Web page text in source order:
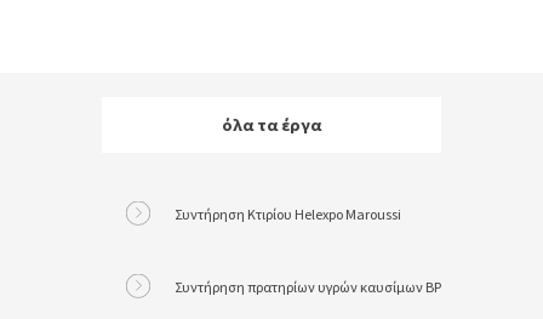
Συντήρηση Κτιρίου Helexpo Maroussi
όλα τα έργα
Συντήρηση πρατηρίων υγρών καυσίμων BP